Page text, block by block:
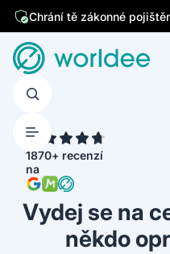
Chrání tě zákonné pojištění
1870+ recenzí
na
Vydej se na
někdo